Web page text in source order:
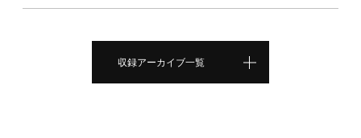
収録アーカイブ一覧